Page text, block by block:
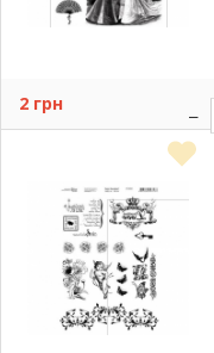
2 грн